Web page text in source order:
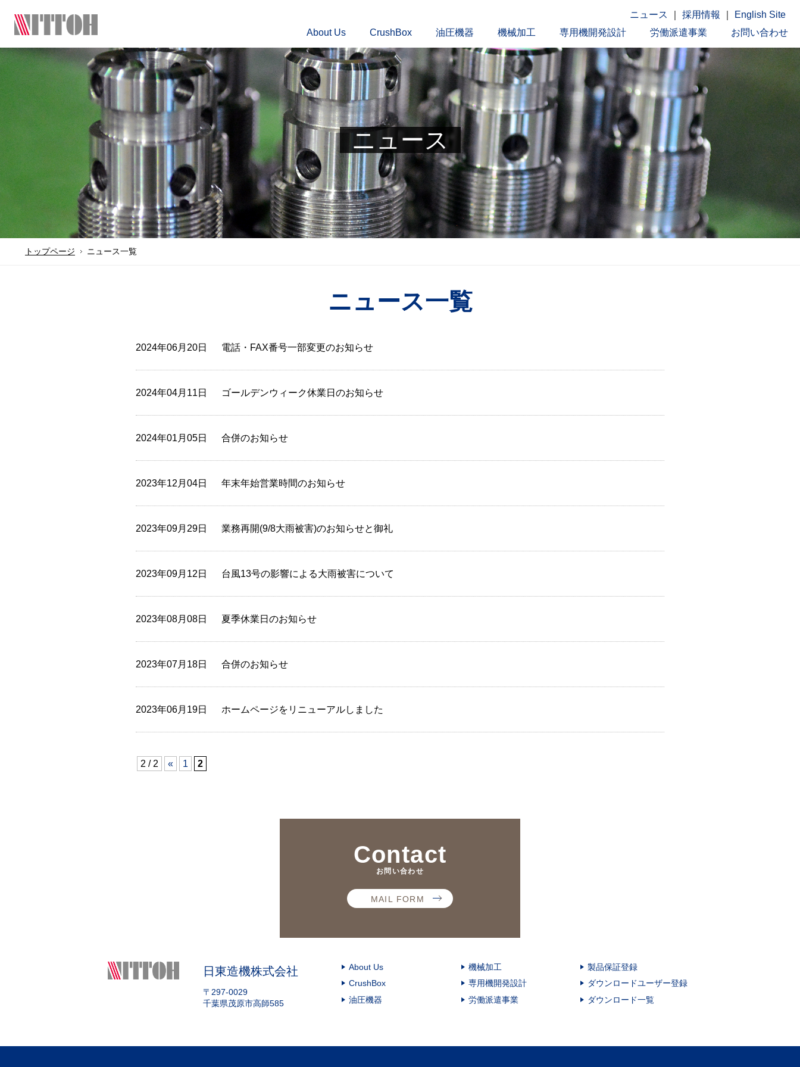
English Site
採用情報
ニュース
お問い合わせ
労働派遣事業
専用機開発設計
機械加工
油圧機器
CrushBox
About Us
トップページ
ニュース
トップページ ニュース一覧
ニュース一覧
2024年06月20日 電話・FAX番号一部変更のお知らせ
2024年04月11日 ゴールデンウィーク休業日のお知らせ
2024年01月05日 合併のお知らせ
2023年12月04日 年末年始営業時間のお知らせ
2023年09月29日 業務再開(9/8大雨被害)のお知らせと御礼
2023年09月12日 台風13号の影響による大雨被害について
2023年08月08日 夏季休業日のお知らせ
2023年07月18日 合併のお知らせ
2023年06月19日 ホームページをリニューアルしました
2 / 2 « 1 2
Contact
お問い合わせ
MAIL FORM
日東造機株式会社
〒297-0029
千葉県茂原市高師585
About Us
CrushBox
油圧機器
機械加工
専用機開発設計
労働派遣事業
製品保証登録
ダウンロードユーザー登録
ダウンロード一覧